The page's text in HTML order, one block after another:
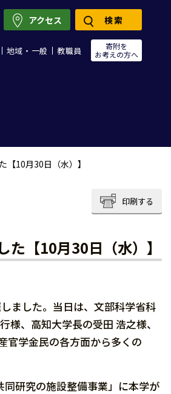
地域・一般 教職員
寄附を
お考えの方へ
アクセス 検索
10月30日（水）】
印刷する
【10月30日（水）】
ました。当日は、文部科学省科
、高知大学長の受田 浩之様、
官学金民の各方面から多くの
研究の施設整備事業」に本学が